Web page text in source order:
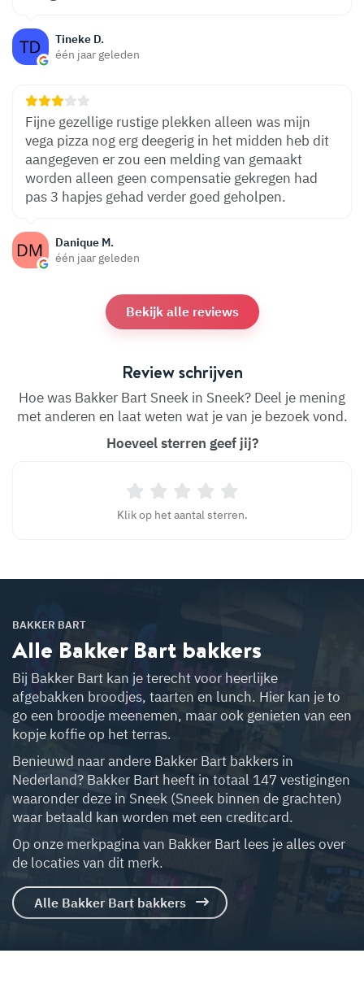
Tineke D.
één jaar geleden
Danique M.
één jaar geleden
Fijne gezellige rustige plekken alleen was mijn
vega pizza nog erg deegerig in het midden heb dit
aangegeven er zou een melding van gemaakt
worden alleen geen compensatie gekregen had
pas 3 hapjes gehad verder goed geholpen.
Bekijk alle reviews
Review schrijven
Hoe was Bakker Bart Sneek in Sneek? Deel je mening
met anderen en laat weten wat je van je bezoek vond.
Hoeveel sterren geef jij?
Klik op het aantal sterren.
BAKKER BART
Alle Bakker Bart bakkers
Bij Bakker Bart kan je terecht voor heerlijke
afgebakken broodjes, taarten en lunch. Hier kan je to
go een broodje meenemen, maar ook genieten van een
kopje koffie op het terras.
Benieuwd naar andere Bakker Bart bakkers in
Nederland? Bakker Bart heeft in totaal 147 vestigingen
waaronder deze in Sneek (Sneek binnen de grachten)
waar betaald kan worden met een creditcard.
Op onze merkpagina van Bakker Bart lees je alles over
de locaties van dit merk.
Alle Bakker Bart bakkers